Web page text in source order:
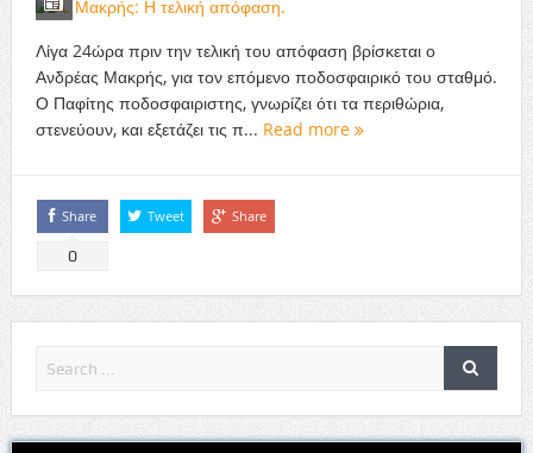
Λίγα 24ώρα πριν την τελική του απόφαση βρίσκεται ο
Ανδρέας Μακρής, για τον επόμενο ποδοσφαιρικό του σταθμό.
Ο Παφίτης ποδοσφαιριστης, γνωρίζει ότι τα περιθώρια,
στενεύουν, και εξετάζει τις π... Read more
Share
0
Tweet Share